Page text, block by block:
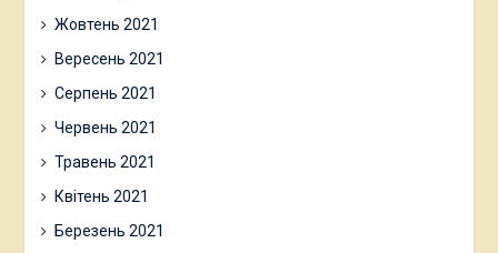
Жовтень 2021
Вересень 2021
Серпень 2021
Червень 2021
Травень 2021
Квітень 2021
Березень 2021